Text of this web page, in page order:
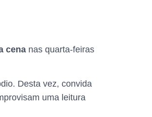
cena nas quarta-feiras
Desta vez, convida
uma leitura